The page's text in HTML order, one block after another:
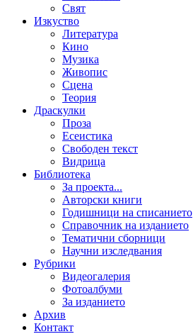
Свят
Изкуство
Литература
Кино
Музика
Живопис
Сцена
Теория
Драскулки
Проза
Есеистика
Свободен текст
Видрица
Библиотека
За проекта...
Авторски книги
Годишници на списанието
Справочник на изданието
Тематични сборници
Научни изследвания
Рубрики
Видеогалерия
Фотоалбуми
За изданието
Архив
Контакт